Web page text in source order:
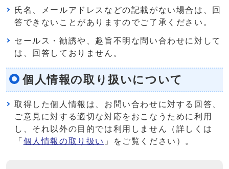
氏名、メールアドレスなどの記載がない場合は、回
答できないことがありますのでご了承ください。
セールス・勧誘や、趣旨不明な問い合わせに対して
は、回答しておりません。
個人情報の取り扱いについて
取得した個人情報は、お問い合わせに対する回答、
ご意見に対する適切な対応をおこなうために利用
し、それ以外の目的では利用しません（詳しくは
「 個人情報の取り扱い 」をご覧ください）。